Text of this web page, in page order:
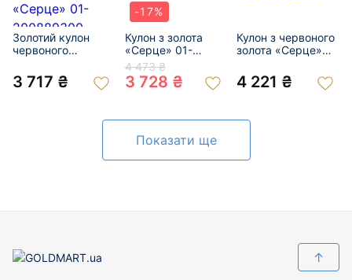
Золотий кулон
червоного
01-200889300
3 717 ₴
-17%
Кулон з золота
«Серце» 01-
200810719
4 473 ₴
3 728 ₴
Кулон з червоного
золота «Серце»
4 221 ₴
Показати ще
↑